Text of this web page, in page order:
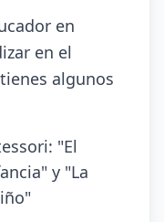
en
en el
algunos
"El
y "La